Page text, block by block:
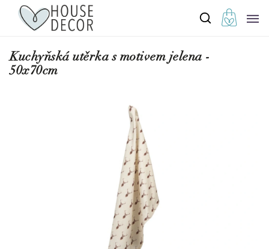
Kuchyňská utěrka s motivem jelena -
50x70cm